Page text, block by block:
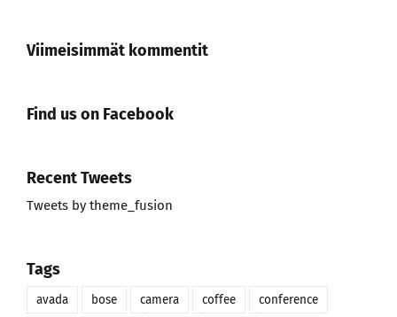
Viimeisimmät kommentit
Find us on Facebook
Recent Tweets
Tweets by theme_fusion
Tags
avada bose camera coffee conference